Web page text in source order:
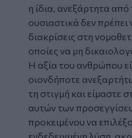
η ίδια, ανεξάρτητα
ουσιαστικά δεν πρέπει
διακρίσεις στη
οποίες να μη
Η αξία του ανθρώπου
οιονδήποτε
τη στιγμή και είμαστε
αυτών των
προκειμένου να